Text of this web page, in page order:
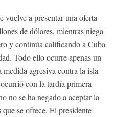
vuelve a presentar una oferta
de dólares, mientras niega
y continúa calificando a Cuba
Todo ello ocurre apenas un
agresiva contra la isla
con la tardía primera
no se ha negado a aceptar la
se ofrece. El presidente